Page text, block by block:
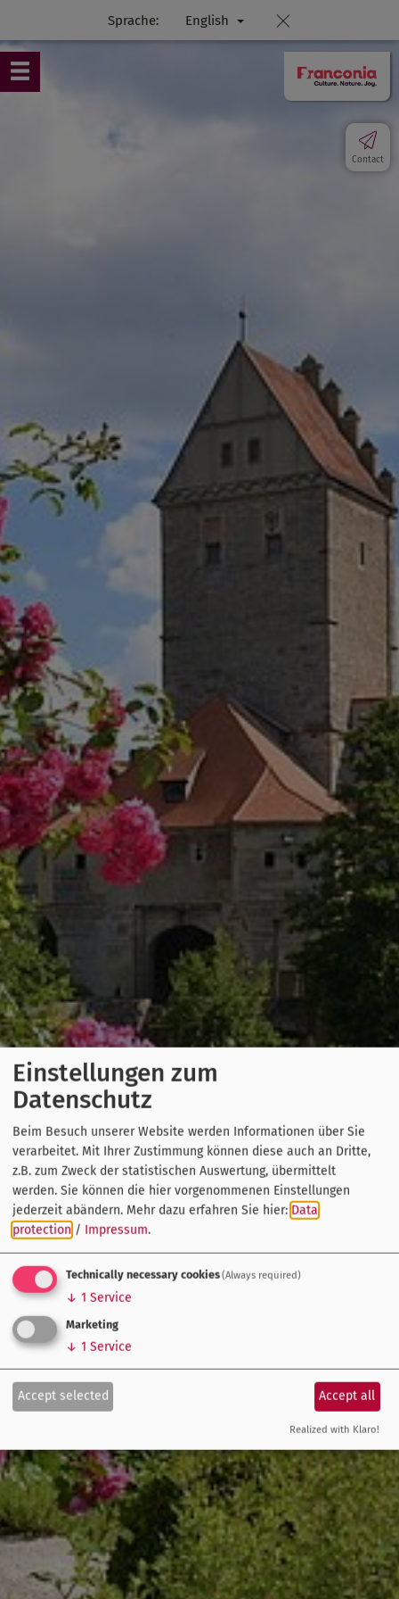
Sprache: English
Contact
Einstellungen zum
Datenschutz
Beim Besuch unserer Website werden Informationen über Sie
verarbeitet. Mit Ihrer Zustimmung können diese auch an Dritte,
z.B. zum Zweck der statistischen Auswertung, übermittelt
werden. Sie können die hier vorgenommenen Einstellungen
jederzeit abändern. Mehr dazu erfahren Sie hier: Data
protection / Impressum.
Technically necessary cookies(Always required)
↓ 1 Service
Marketing
↓ 1 Service
Accept selected Accept all
Realized with Klaro!